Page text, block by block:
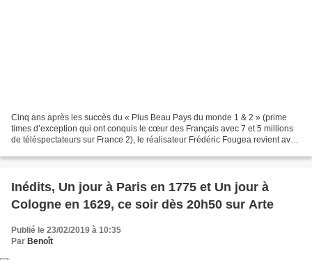
Cinq ans après les succès du « Plus Beau Pays du monde 1 & 2 » (prime
times d’exception qui ont conquis le cœur des Français avec 7 et 5 millions
de téléspectateurs sur France 2), le réalisateur Frédéric Fougea revient avec
Inédits, Un jour à Paris en 1775 et Un jour à
Cologne en 1629, ce soir dès 20h50 sur Arte
Publié le 23/02/2019 à 10:35
Par Benoît